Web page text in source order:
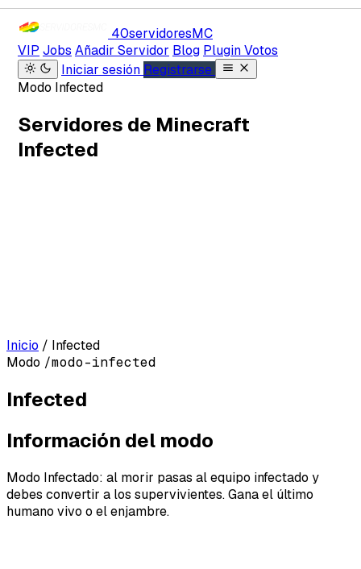
40servidoresMC
VIP Jobs Añadir Servidor Blog Plugin Votos
Iniciar sesión Registrarse
Modo Infected
Servidores de Minecraft
Infected
Inicio / Infected
Modo /modo-infected
Infected
Información del modo
Modo Infectado: al morir pasas al equipo infectado y
debes convertir a los supervivientes. Gana el último
humano vivo o el enjambre.